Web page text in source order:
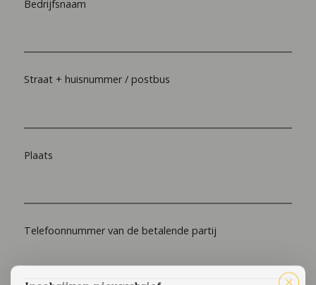
Bedrijfsnaam
Straat + huisnummer / postbus
Plaats
Telefoonnummer van de betalende partij